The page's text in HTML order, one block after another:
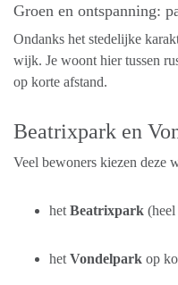
Groen en ontspanning:
Ondanks het stedelijke
wijk. Je woont hier tussen
op korte afstand.
Beatrixpark en
Veel bewoners kiezen deze
het Beatrixpark
het Vondelpark op